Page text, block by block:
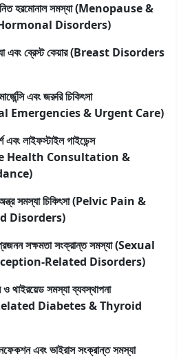
হরমোনাল সমস্যা (Menopause &
Disorders)
এবং ব্রেস্ট কেয়ার (Breast Disorders
এবং জরুরি চিকিৎসা
Emergencies & Urgent Care)
এবং লাইফস্টাইল গাইডেন্স
Health Consultation &
সমস্যা চিকিৎসা (Pelvic Pain &
Disorders)
সক্ষমতা সংক্রান্ত সমস্যা (Sexual
Related Disorders)
ও থাইরয়েড সমস্যা ব্যবস্থাপনা
Diabetes & Thyroid
এবং ভাইরাস সংক্রান্ত সমস্যা